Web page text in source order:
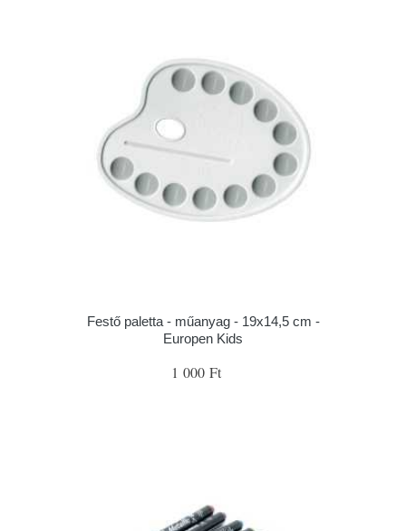
Festő paletta - műanyag - 19x14,5 cm -
Europen Kids
1 000 Ft